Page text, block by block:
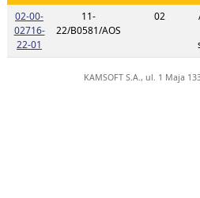
02-00-
02716-
22-01 Link do listy planu umowy o kodzie
11-
22/B0581/AOS
02
KAMSOFT S.A., ul. 1 Maja